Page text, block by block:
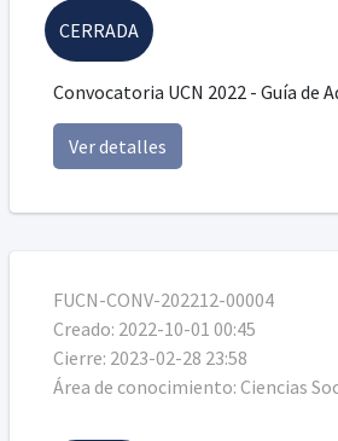
Convocatoria UCN 2022 - Guía de
Ver detalles
CERRADA
FUCN-CONV-202212-00004
Creado: 2022-10-01 00:45
Cierre: 2023-02-28 23:58
Área de conocimiento: Ciencias